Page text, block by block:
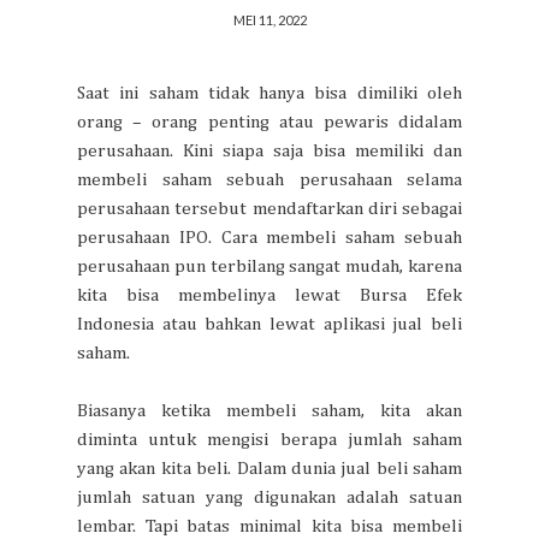
MEI 11, 2022
Saat ini saham tidak hanya bisa dimiliki oleh
orang – orang penting atau pewaris didalam
perusahaan. Kini siapa saja bisa memiliki dan
membeli saham sebuah perusahaan selama
perusahaan tersebut mendaftarkan diri sebagai
perusahaan IPO. Cara membeli saham sebuah
perusahaan pun terbilang sangat mudah, karena
kita bisa membelinya lewat Bursa Efek
Indonesia atau bahkan lewat aplikasi jual beli
saham.
Biasanya ketika membeli saham, kita akan
diminta untuk mengisi berapa jumlah saham
yang akan kita beli. Dalam dunia jual beli saham
jumlah satuan yang digunakan adalah satuan
lembar. Tapi batas minimal kita bisa membeli